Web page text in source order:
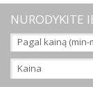
NURODYKITE
Pagal kainą (min-
Kaina